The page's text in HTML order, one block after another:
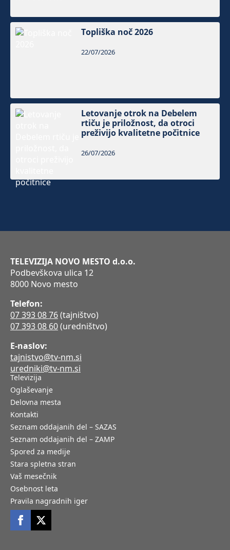
Topliška noč 2026
22/07/2026
Letovanje otrok na Debelem
rtiču je priložnost, da otroci
preživijo kvalitetne počitnice
26/07/2026
TELEVIZIJA NOVO MESTO d.o.o.
Podbevškova ulica 12
8000 Novo mesto
Telefon:
07 393 08 76(tajništvo)
07 393 08 60(uredništvo)
E-naslov:
tajnistvo@tv-nm.si
uredniki@tv-nm.si
Televizija
Oglaševanje
Delovna mesta
Kontakti
Seznam oddajanih del – SAZAS
Seznam oddajanih del – ZAMP
Spored za medije
Stara spletna stran
Vaš mesečnik
Osebnost leta
Pravila nagradnih iger